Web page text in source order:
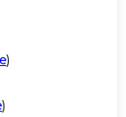
)
)